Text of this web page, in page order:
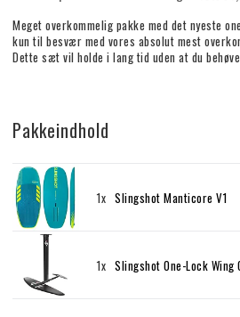
Meget overkommelig pakke med det nyeste
kun til besvær med vores absolut mest
Dette sæt vil holde i lang tid uden at du
Pakkeindhold
1x Slingshot Manticore V1
1x Slingshot One-Lock